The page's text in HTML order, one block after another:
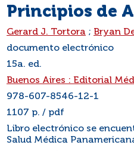
Principios de
Gerard J. Tortora ; Bryan
documento electrónico
15a. ed.
Buenos Aires : Editorial
978-607-8546-12-1
1107 p. / pdf
Libro electrónico se
Salud Médica